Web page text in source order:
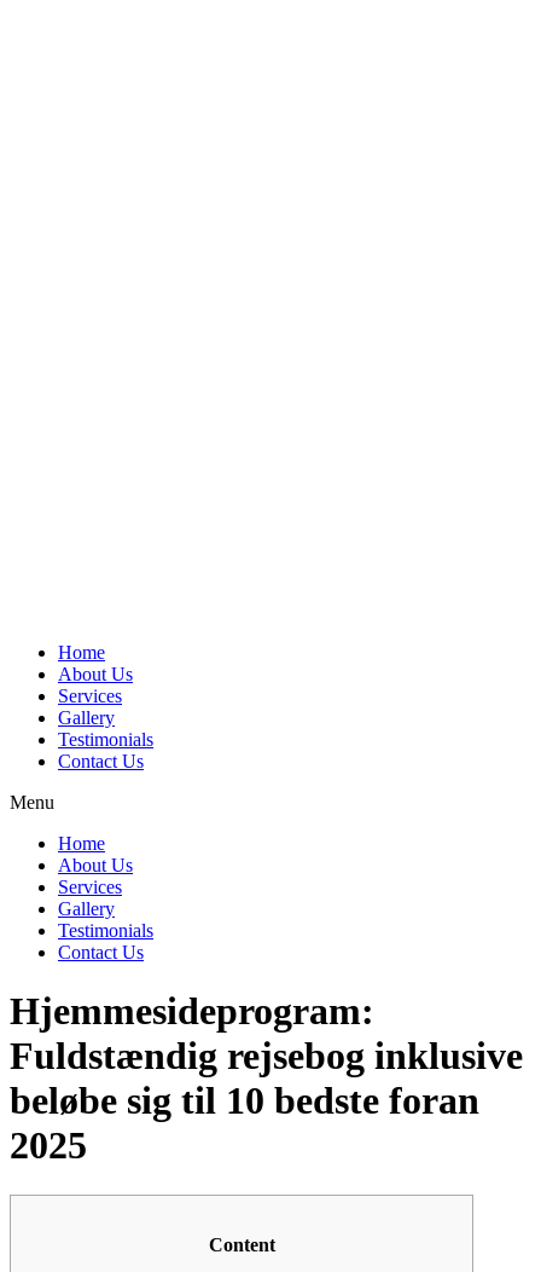
Home
About Us
Services
Gallery
Testimonials
Contact Us
Menu
Home
About Us
Services
Gallery
Testimonials
Contact Us
Hjemmesideprogram:
Fuldstændig rejsebog inklusive
beløbe sig til 10 bedste foran
2025
Content